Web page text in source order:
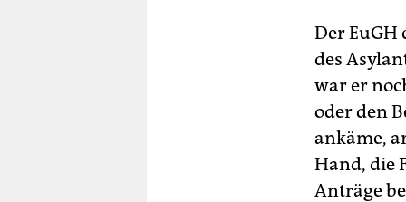
Der
des
war er
oder den
ankäme,
Hand, die
Anträge